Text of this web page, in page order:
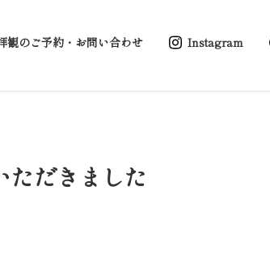
観のご予約・お問い合わせ Instagram
ただきました